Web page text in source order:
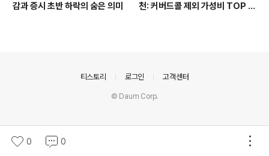
감과 증시 초반 하락의 숨은 의미
천: 커버드콜 제외 가성비 TOP 3
0 0
티스토리 로그인 고객센터
© Daum Corp.